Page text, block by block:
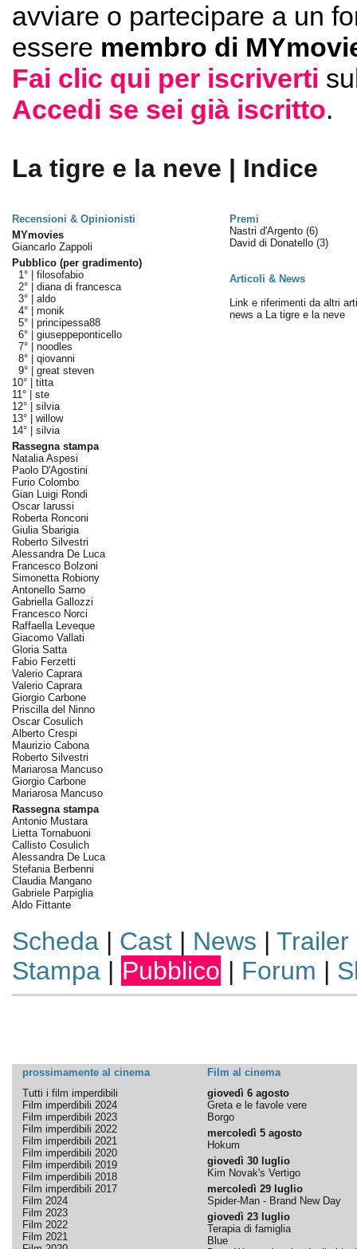
avviare o partecipare a un
essere membro di
Fai clic qui per iscriverti
Accedi se sei già iscritto.
La tigre e la neve | Indice
Recensioni & Opinionisti
Premi
MYmovies
Giancarlo Zappoli
Pubblico (per gradimento)
1° | filosofabio
2° | diana di francesca
3° | aldo
4° | monik
5° | principessa88
6° | giuseppeponticello
7° | noodles
8° | qiovanni
9° | great steven
10° | titta
11° | ste
12° | silvia
13° | willow
14° | silvia
Rassegna stampa
Natalia Aspesi
Paolo D'Agostini
Furio Colombo
Gian Luigi Rondi
Oscar Iarussi
Roberta Ronconi
Giulia Sbarigia
Roberto Silvestri
Alessandra De Luca
Francesco Bolzoni
Simonetta Robiony
Antonello Sarno
Gabriella Gallozzi
Francesco Norci
Raffaella Leveque
Giacomo Vallati
Gloria Satta
Fabio Ferzetti
Valerio Caprara
Valerio Caprara
Giorgio Carbone
Priscilla del Ninno
Oscar Cosulich
Alberto Crespi
Maurizio Cabona
Roberto Silvestri
Mariarosa Mancuso
Giorgio Carbone
Mariarosa Mancuso
Rassegna stampa
Antonio Mustara
Lietta Tornabuoni
Callisto Cosulich
Alessandra De Luca
Stefania Berbenni
Claudia Mangano
Gabriele Parpiglia
Aldo Fittante
Nastri d'Argento (6)
David di Donatello (3)
Articoli & News
Link e riferimenti da altri
news a La tigre e la neve
Scheda| Cast| News | Trailer
Stampa| Pubblico | Forum |
prossimamente al cinema
Film al cinema
Tutti i film imperdibili
Film imperdibili 2024
Film imperdibili 2023
Film imperdibili 2022
Film imperdibili 2021
Film imperdibili 2020
Film imperdibili 2019
Film imperdibili 2018
Film imperdibili 2017
Film 2024
Film 2023
Film 2022
Film 2021
giovedì 6 agosto
Greta e le favole vere
Borgo
mercoledì 5 agosto
Hokum
giovedì 30 luglio
Kim Novak's Vertigo
mercoledì 29 luglio
Spider-Man - Brand New Day
giovedì 23 luglio
Terapia di famiglia
Blue